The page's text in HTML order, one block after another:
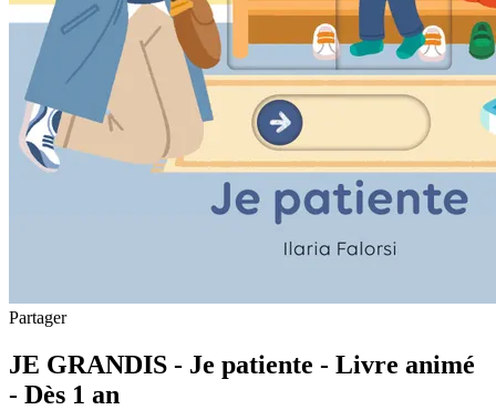
Partager
JE GRANDIS - Je patiente - Livre animé
- Dès 1 an